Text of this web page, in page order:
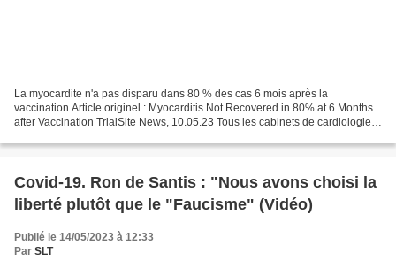
La myocardite n'a pas disparu dans 80 % des cas 6 mois après la
vaccination Article originel : Myocarditis Not Recovered in 80% at 6 Months
after Vaccination TrialSite News, 10.05.23 Tous les cabinets de cardiologie
Covid-19. Ron de Santis : "Nous avons choisi la
liberté plutôt que le "Faucisme" (Vidéo)
Publié le 14/05/2023 à 12:33
Par SLT